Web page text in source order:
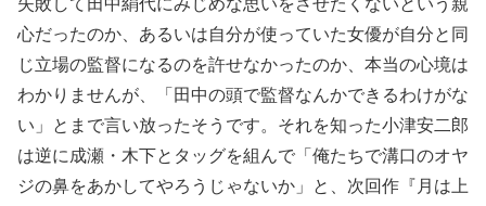
失敗して田中絹代にみじめな思いをさせたくないという親
心だったのか、あるいは自分が使っていた女優が自分と同
じ立場の監督になるのを許せなかったのか、本当の心境は
わかりませんが、「田中の頭で監督なんかできるわけがな
い」とまで言い放ったそうです。それを知った小津安二郎
は逆に成瀬・木下とタッグを組んで「俺たちで溝口のオヤ
ジの鼻をあかしてやろうじゃないか」と、次回作『月は上